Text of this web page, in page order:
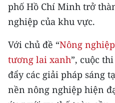
E-Magazine
Media Chính trị
Media Kinh tế
phố Hồ Chí Minh trở
nghiệp của khu vực.
Với chủ đề “Nông
tương lai xanh”, cuộc
đẩy các giải pháp sáng
nền nông nghiệp hiện